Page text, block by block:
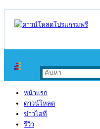
หน้าแรก
ดาวน์โหลด
ข่าวไอที
รีวิว